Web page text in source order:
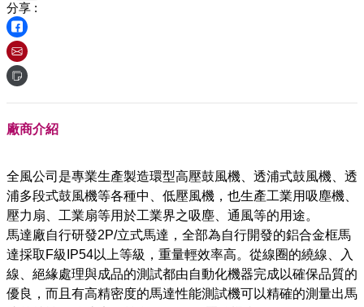
分享 :
廠商介紹
全風公司是專業生產製造環型高壓鼓風機、透浦式鼓風機、透
浦多段式鼓風機等各種中、低壓風機，也生產工業用吸塵機、
壓力扇、工業扇等用於工業界之吸塵、通風等的用途。
馬達廠自行研發2P/立式馬達，全部為自行開發的鋁合金框馬
達採取F級IP54以上等級，重量輕效率高。從線圈的繞線、入
線、絕緣處理與成品的測試都由自動化機器完成以確保品質的
優良，而且有高精密度的馬達性能測試機可以精確的測量出馬